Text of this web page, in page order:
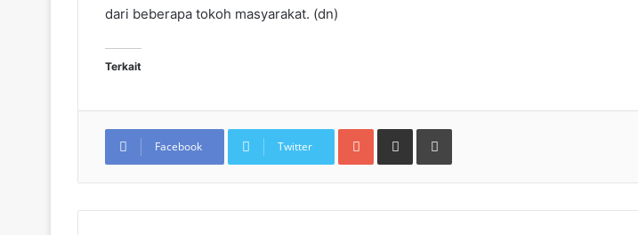
dari beberapa tokoh masyarakat. (dn)
Terkait
Facebook Twitter
Google+Share via Email Print